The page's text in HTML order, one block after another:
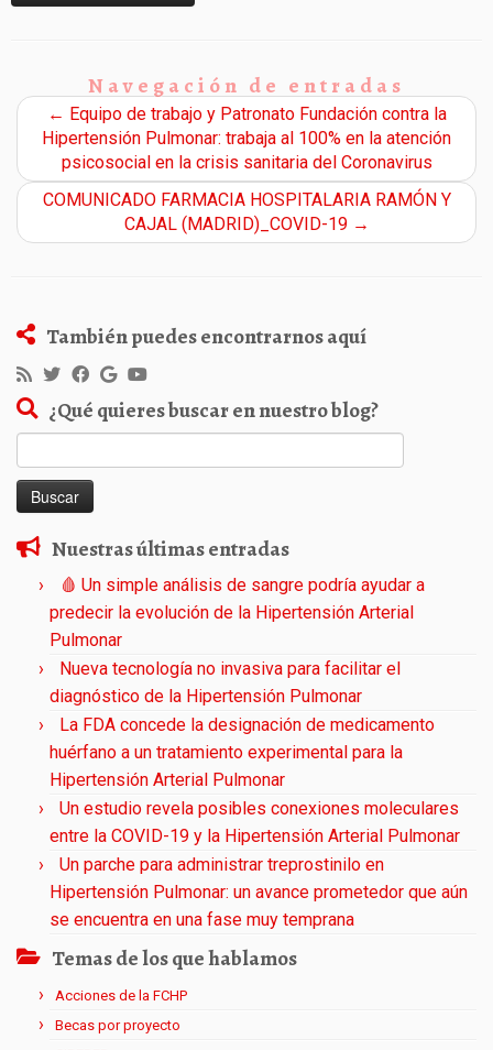
Navegación de entradas
← Equipo de trabajo y Patronato Fundación contra la
Hipertensión Pulmonar: trabaja al 100% en la atención
psicosocial en la crisis sanitaria del Coronavirus
COMUNICADO FARMACIA HOSPITALARIA RAMÓN Y
CAJAL (MADRID)_COVID-19 →
También puedes encontrarnos aquí
¿Qué quieres buscar en nuestro blog?
Nuestras últimas entradas
🩸 Un simple análisis de sangre podría ayudar a
predecir la evolución de la Hipertensión Arterial
Pulmonar
Nueva tecnología no invasiva para facilitar el
diagnóstico de la Hipertensión Pulmonar
La FDA concede la designación de medicamento
huérfano a un tratamiento experimental para la
Hipertensión Arterial Pulmonar
Un estudio revela posibles conexiones moleculares
entre la COVID-19 y la Hipertensión Arterial Pulmonar
Un parche para administrar treprostinilo en
Hipertensión Pulmonar: un avance prometedor que aún
se encuentra en una fase muy temprana
Temas de los que hablamos
Acciones de la FCHP
Becas por proyecto